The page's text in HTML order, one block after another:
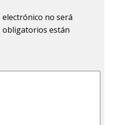
no será
obligatorios están